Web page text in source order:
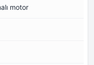
motor